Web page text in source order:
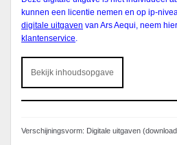
kunnen een licentie nemen en op ip-
digitale uitgaven van Ars Aequi, neem
klantenservice.
Bekijk inhoudsopgave
Verschijningsvorm: Digitale uitgaven